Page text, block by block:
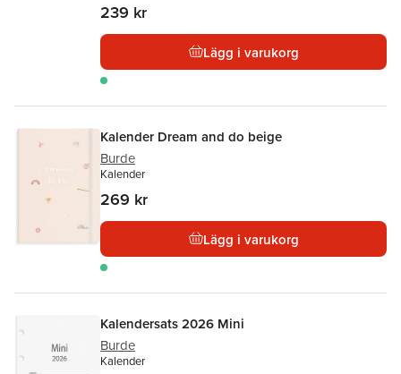
239 kr
Lägg i varukorg
Kalender Dream and do beige
Burde
Kalender
269 kr
Lägg i varukorg
Kalendersats 2026 Mini
Burde
Kalender